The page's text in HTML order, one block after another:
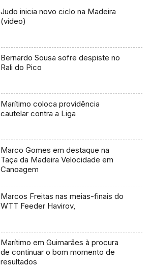
Judo inicia novo ciclo na Madeira
(vídeo)
Bernardo Sousa sofre despiste no
Rali do Pico
Marítimo coloca providência
cautelar contra a Liga
Marco Gomes em destaque na
Taça da Madeira Velocidade em
Canoagem
Marcos Freitas nas meias-finais do
WTT Feeder Havirov,
Marítimo em Guimarães à procura
de continuar o bom momento de
resultados